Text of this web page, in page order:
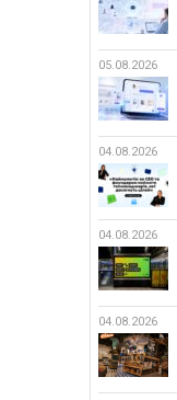
05.08.2026
04.08.2026
04.08.2026
04.08.2026